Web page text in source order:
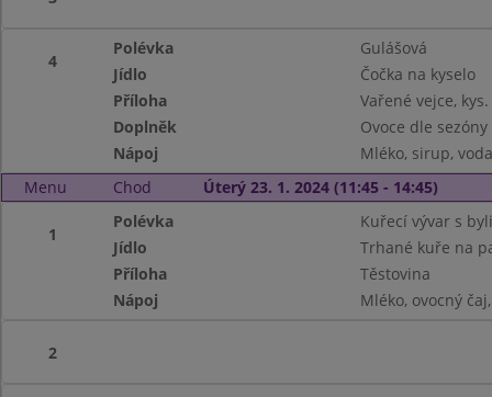
4
Polévka
Gulášová
Jídlo
Čočka na kyselo
Příloha
Vařené vejce,
Doplněk
Ovoce dle sezóny
Nápoj
Mléko, sirup,
Menu
Chod Úterý 23. 1. 2024 (11:45 - 14:45)
1
Polévka
Kuřecí vývar s
Jídlo
Trhané kuře na
Příloha
Těstovina
Nápoj
Mléko, ovocný
2